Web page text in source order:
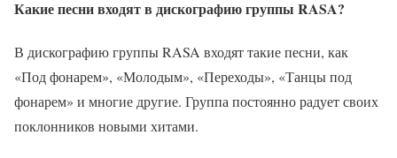
Какие песни входят в дискографию группы RASA?
В дискографию группы RASA входят такие песни, как
«Под фонарем», «Молодым», «Переходы», «Танцы под
фонарем» и многие другие. Группа постоянно радует своих
поклонников новыми хитами.